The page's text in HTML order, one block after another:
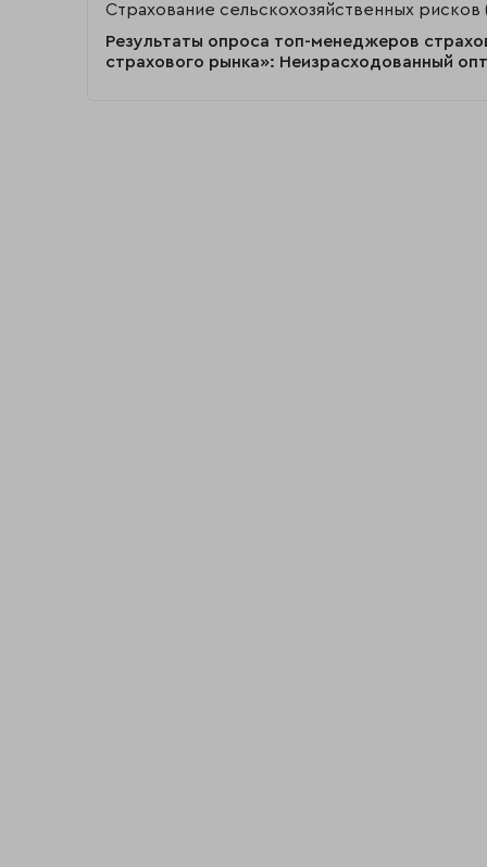
Страхование сельскохозяйственных рисков
Результаты опроса топ-менеджеров
страхового рынка»: Неизрасходованный